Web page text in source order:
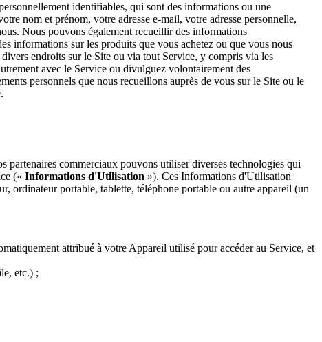
identifiables, qui sont des informations ou une
nom et prénom, votre adresse e-mail, votre adresse personnelle,
Nous pouvons également recueillir des informations
informations sur les produits que vous achetez ou que vous nous
endroits sur le Site ou via tout Service, y compris via les
avec le Service ou divulguez volontairement des
personnels que nous recueillons auprès de vous sur le Site ou le
partenaires commerciaux pouvons utiliser diverses technologies qui
(« Informations d'Utilisation »). Ces Informations d'Utilisation
ordinateur portable, tablette, téléphone portable ou autre appareil (un
attribué à votre Appareil utilisé pour accéder au Service, et
etc.) ;